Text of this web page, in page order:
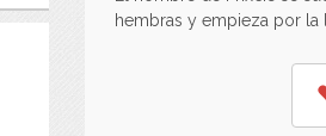
hembras y empieza por la